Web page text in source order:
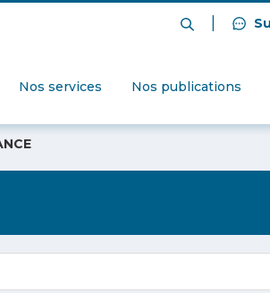
Nos services Nos publications